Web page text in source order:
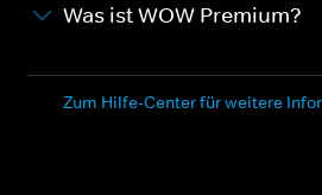
Was ist WOW Premium?
Zum Hilfe-Center für weitere